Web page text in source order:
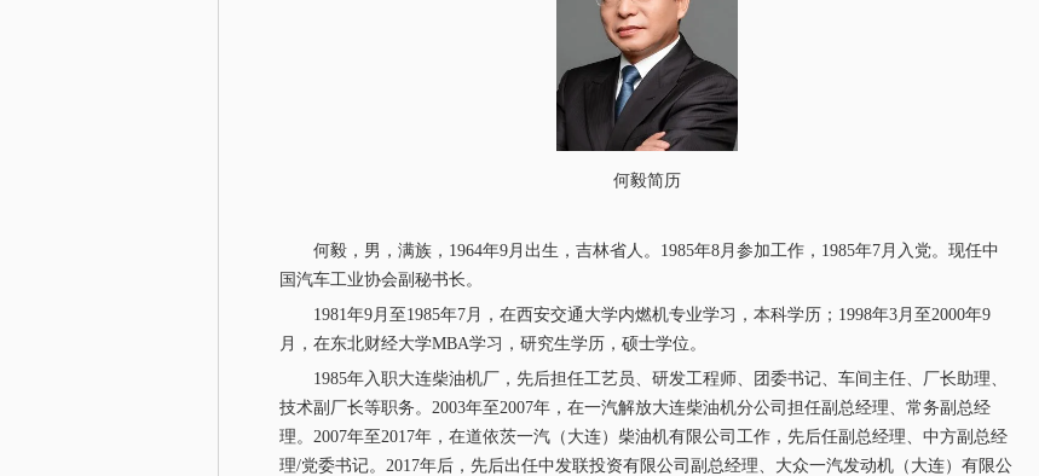
何毅简历
何毅，男，满族，1964年9月出生，吉林省人。1985年8月参加工作，1985年7月入党。现任中
国汽车工业协会副秘书长。
1981年9月至1985年7月，在西安交通大学内燃机专业学习，本科学历；1998年3月至2000年9
月，在东北财经大学MBA学习，研究生学历，硕士学位。
1985年入职大连柴油机厂，先后担任工艺员、研发工程师、团委书记、车间主任、厂长助理、
技术副厂长等职务。2003年至2007年，在一汽解放大连柴油机分公司担任副总经理、常务副总经
理。2007年至2017年，在道依茨一汽（大连）柴油机有限公司工作，先后任副总经理、中方副总经
理/党委书记。2017年后，先后出任中发联投资有限公司副总经理、大众一汽发动机（大连）有限公